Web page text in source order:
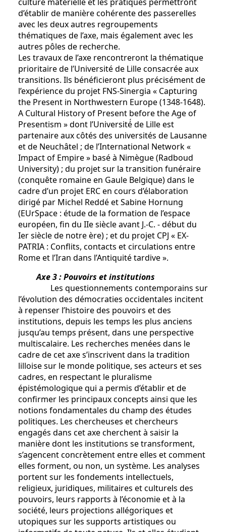
d’établir de manière cohérente des passerelles
avec les deux autres regroupements
thématiques de l’axe, mais également avec les
autres pôles de recherche.
Les travaux de l’axe rencontreront la thématique
prioritaire de l’Université de Lille consacrée aux
transitions. Ils bénéficieront plus précisément de
l’expérience du projet FNS-Sinergia « Capturing
the Present in Northwestern Europe (1348-1648).
A Cultural History of Present before the Age of
Presentism » dont l’Université́ de Lille est
partenaire aux côtés des universités de Lausanne
et de Neuchâtel ; de l’International Network «
Impact of Empire » basé à Nimègue (Radboud
University) ; du projet sur la transition funéraire
(conquête romaine en Gaule Belgique) dans le
cadre d’un projet ERC en cours d’élaboration
dirigé par Michel Reddé et Sabine Hornung
(EUrSpace : étude de la formation de l’espace
européen, fin du IIe siècle avant J.-C. - début du
Ier siècle de notre ère) ; et du projet CPJ « EX-
PATRIA : Conflits, contacts et circulations entre
Rome et l’Iran dans l’Antiquité tardive ».
Axe 3 : Pouvoirs et institutions
Les questionnements contemporains sur
l’évolution des démocraties occidentales incitent
à repenser l’histoire des pouvoirs et des
institutions, depuis les temps les plus anciens
jusqu’au temps présent, dans une perspective
multiscalaire. Les recherches menées dans le
cadre de cet axe s’inscrivent dans la tradition
lilloise sur le monde politique, ses acteurs et ses
cadres, en respectant le pluralisme
épistémologique qui a permis d’établir et de
confirmer les principaux concepts ainsi que les
notions fondamentales du champ des études
politiques. Les chercheuses et chercheurs
engagés dans cet axe cherchent à saisir la
manière dont les institutions se transforment,
s’agencent concrètement entre elles et comment
elles forment, ou non, un système. Les analyses
portent sur les fondements intellectuels,
religieux, juridiques, militaires et culturels des
pouvoirs, leurs rapports à l’économie et à la
société, leurs projections allégoriques et
utopiques sur les supports artistiques ou